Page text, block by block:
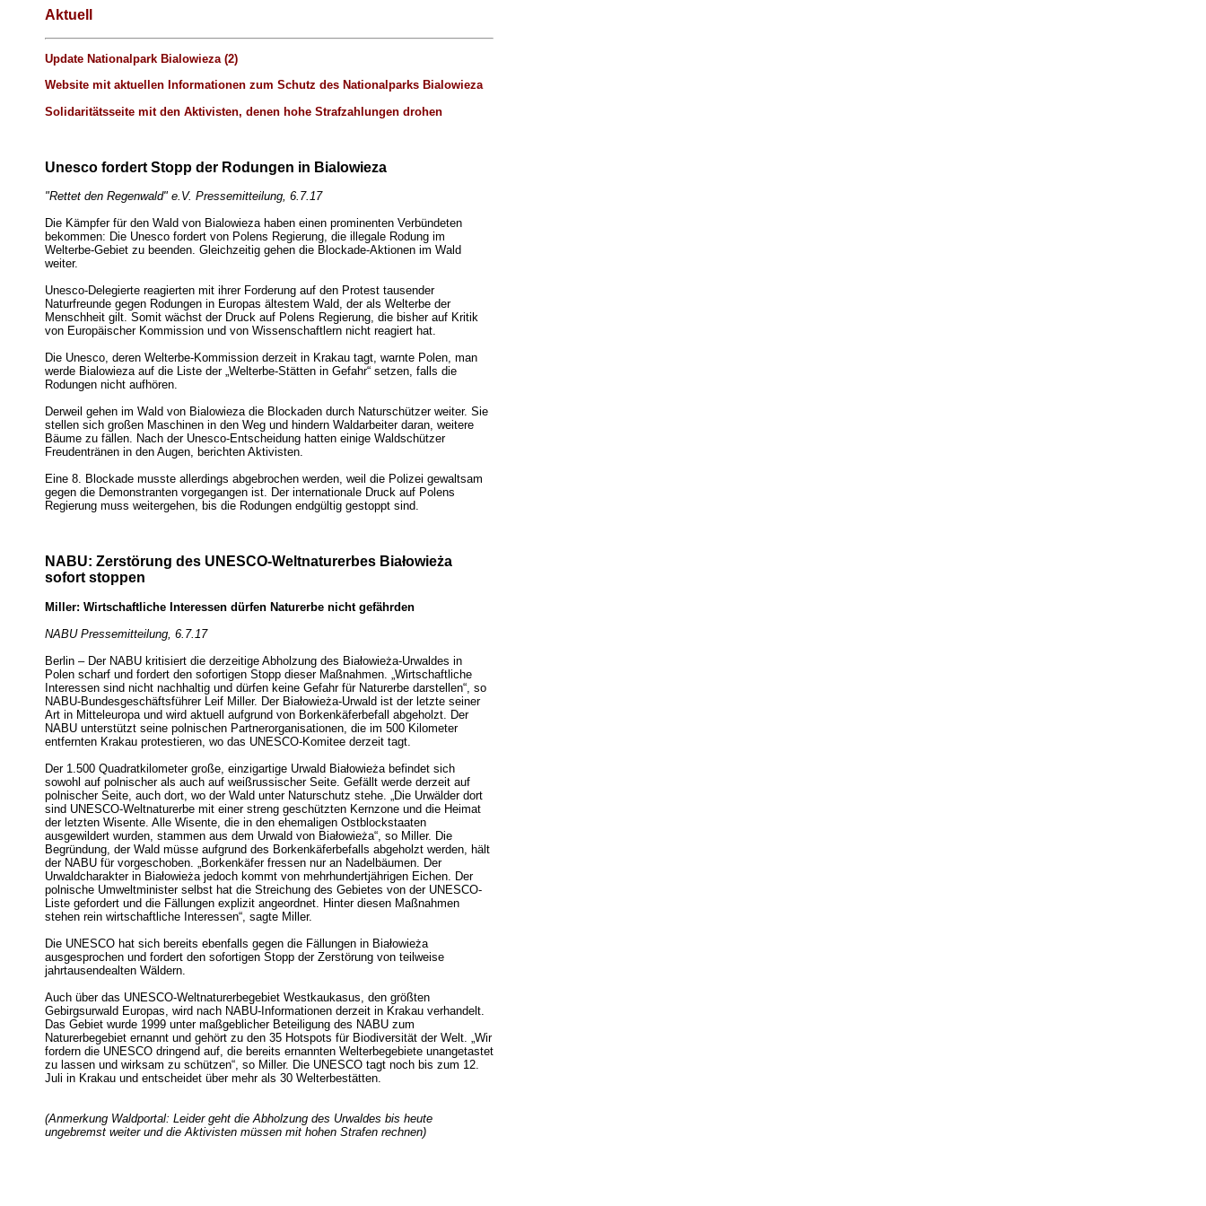
Aktuell
Update Nationalpark Bialowieza (2)
Website mit aktuellen Informationen zum Schutz des Nationalparks Bialowieza
Solidaritätsseite mit den Aktivisten, denen hohe Strafzahlungen drohen
Unesco fordert Stopp der Rodungen in Bialowieza
"Rettet den Regenwald" e.V. Pressemitteilung, 6.7.17
Die Kämpfer für den Wald von Bialowieza haben einen prominenten Verbündeten
bekommen: Die Unesco fordert von Polens Regierung, die illegale Rodung im
Welterbe-Gebiet zu beenden. Gleichzeitig gehen die Blockade-Aktionen im Wald
weiter.
Unesco-Delegierte reagierten mit ihrer Forderung auf den Protest tausender
Naturfreunde gegen Rodungen in Europas ältestem Wald, der als Welterbe der
Menschheit gilt. Somit wächst der Druck auf Polens Regierung, die bisher auf Kritik
von Europäischer Kommission und von Wissenschaftlern nicht reagiert hat.
Die Unesco, deren Welterbe-Kommission derzeit in Krakau tagt, warnte Polen, man
werde Bialowieza auf die Liste der „Welterbe-Stätten in Gefahr“ setzen, falls die
Rodungen nicht aufhören.
Derweil gehen im Wald von Bialowieza die Blockaden durch Naturschützer weiter. Sie
stellen sich großen Maschinen in den Weg und hindern Waldarbeiter daran, weitere
Bäume zu fällen. Nach der Unesco-Entscheidung hatten einige Waldschützer
Freudentränen in den Augen, berichten Aktivisten.
Eine 8. Blockade musste allerdings abgebrochen werden, weil die Polizei gewaltsam
gegen die Demonstranten vorgegangen ist. Der internationale Druck auf Polens
Regierung muss weitergehen, bis die Rodungen endgültig gestoppt sind.
NABU: Zerstörung des UNESCO-Weltnaturerbes Białowieża
sofort stoppen
Miller: Wirtschaftliche Interessen dürfen Naturerbe nicht gefährden
NABU Pressemitteilung, 6.7.17
Berlin – Der NABU kritisiert die derzeitige Abholzung des Białowieża-Urwaldes in
Polen scharf und fordert den sofortigen Stopp dieser Maßnahmen. „Wirtschaftliche
Interessen sind nicht nachhaltig und dürfen keine Gefahr für Naturerbe darstellen“, so
NABU-Bundesgeschäftsführer Leif Miller. Der Białowieża-Urwald ist der letzte seiner
Art in Mitteleuropa und wird aktuell aufgrund von Borkenkäferbefall abgeholzt. Der
NABU unterstützt seine polnischen Partnerorganisationen, die im 500 Kilometer
entfernten Krakau protestieren, wo das UNESCO-Komitee derzeit tagt.
Der 1.500 Quadratkilometer große, einzigartige Urwald Białowieża befindet sich
sowohl auf polnischer als auch auf weißrussischer Seite. Gefällt werde derzeit auf
polnischer Seite, auch dort, wo der Wald unter Naturschutz stehe. „Die Urwälder dort
sind UNESCO-Weltnaturerbe mit einer streng geschützten Kernzone und die Heimat
der letzten Wisente. Alle Wisente, die in den ehemaligen Ostblockstaaten
ausgewildert wurden, stammen aus dem Urwald von Białowieża“, so Miller. Die
Begründung, der Wald müsse aufgrund des Borkenkäferbefalls abgeholzt werden, hält
der NABU für vorgeschoben. „Borkenkäfer fressen nur an Nadelbäumen. Der
Urwaldcharakter in Białowieża jedoch kommt von mehrhundertjährigen Eichen. Der
polnische Umweltminister selbst hat die Streichung des Gebietes von der UNESCO-
Liste gefordert und die Fällungen explizit angeordnet. Hinter diesen Maßnahmen
stehen rein wirtschaftliche Interessen“, sagte Miller.
Die UNESCO hat sich bereits ebenfalls gegen die Fällungen in Białowieża
ausgesprochen und fordert den sofortigen Stopp der Zerstörung von teilweise
jahrtausendealten Wäldern.
Auch über das UNESCO-Weltnaturerbegebiet Westkaukasus, den größten
Gebirgsurwald Europas, wird nach NABU-Informationen derzeit in Krakau verhandelt.
Das Gebiet wurde 1999 unter maßgeblicher Beteiligung des NABU zum
Naturerbegebiet ernannt und gehört zu den 35 Hotspots für Biodiversität der Welt. „Wir
fordern die UNESCO dringend auf, die bereits ernannten Welterbegebiete unangetastet
zu lassen und wirksam zu schützen“, so Miller. Die UNESCO tagt noch bis zum 12.
Juli in Krakau und entscheidet über mehr als 30 Welterbestätten.
(Anmerkung Waldportal: Leider geht die Abholzung des Urwaldes bis heute
ungebremst weiter und die Aktivisten müssen mit hohen Strafen rechnen)